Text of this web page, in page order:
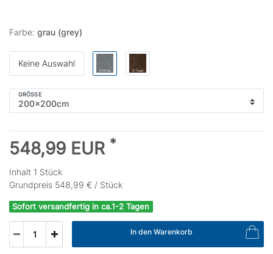
Farbe: grau (grey)
Keine Auswahl
GRÖSSE
548,99 EUR *
Inhalt 1 Stück
Grundpreis 548,99 € / Stück
Sofort versandfertig in ca.1-2 Tagen
In den Warenkorb